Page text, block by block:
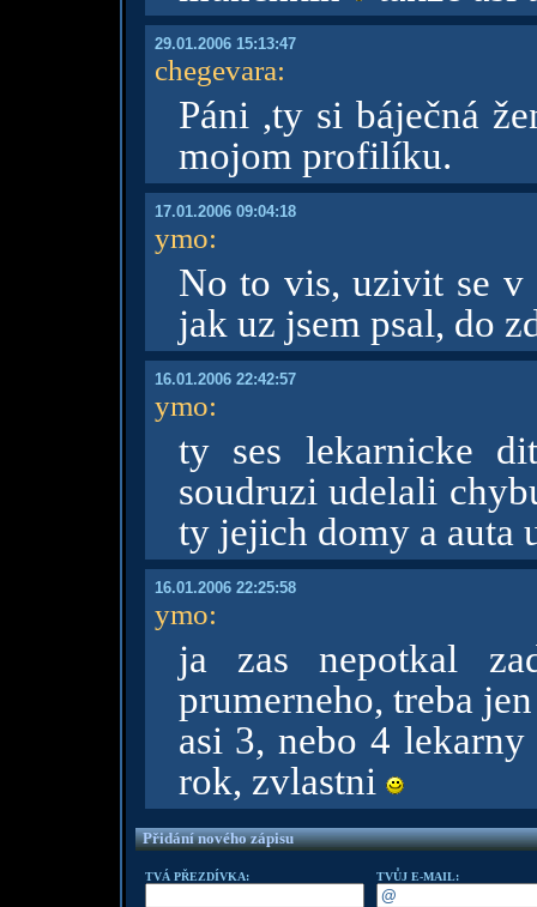
29.01.2006 15:13:47
chegevara:
Páni ,ty si báječná
mojom profilíku.
17.01.2006 09:04:18
ymo:
No to vis, uzivit se
jak uz jsem psal, do
16.01.2006 22:42:57
ymo:
ty ses lekarnicke
soudruzi udelali
ty jejich domy a auta
16.01.2006 22:25:58
ymo:
ja zas nepotkal
prumerneho, treba
asi 3, nebo 4
rok, zvlastni
Přidání nového zápisu
TVÁ PŘEZDÍVKA: TVŮJ E-MAIL: